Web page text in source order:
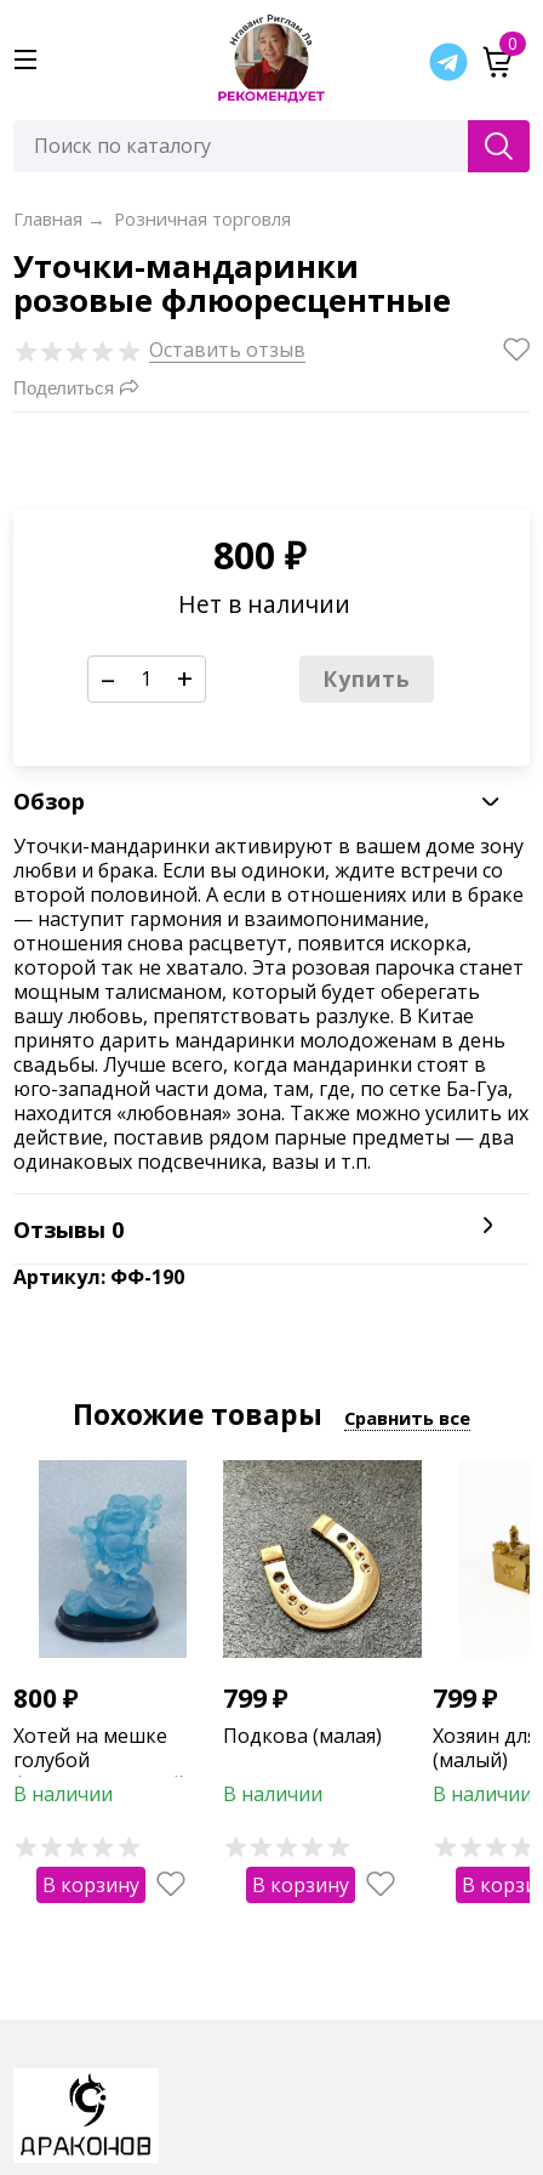
0
Главная → Розничная торговля
Уточки-мандаринки
розовые флюоресцентные
Оставить отзыв
Поделиться
800 ₽
Нет в наличии
– + Купить
Обзор
Уточки-мандаринки активируют в вашем доме зону
любви и брака. Если вы одиноки, ждите встречи со
второй половиной. А если в отношениях или в браке
— наступит гармония и взаимопонимание,
отношения снова расцветут, появится искорка,
которой так не хватало. Эта розовая парочка станет
мощным талисманом, который будет оберегать
вашу любовь, препятствовать разлуке. В Китае
принято дарить мандаринки молодоженам в день
свадьбы. Лучше всего, когда мандаринки стоят в
юго-западной части дома, там, где, по сетке Ба-Гуа,
находится «любовная» зона. Также можно усилить их
действие, поставив рядом парные предметы — два
одинаковых подсвечника, вазы и т.п.
Отзывы 0
Артикул: ФФ-190
Похожие товары Сравнить все
800₽
Хотей на мешке
голубой
флюоресцентный
В наличии
В корзину
799₽
Подкова (малая)
В наличии
В корзину
799₽
Хозяин для
(малый)
В наличии
В